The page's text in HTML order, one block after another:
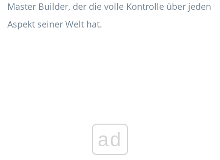
Master Builder, der die volle Kontrolle über jeden
Aspekt seiner Welt hat.
ad